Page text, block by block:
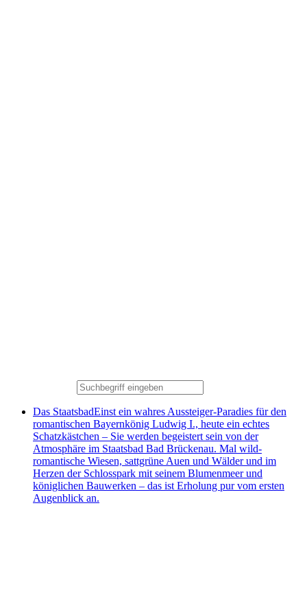
Das StaatsbadEinst ein wahres Aussteiger-Paradies für den
romantischen Bayernkönig Ludwig I., heute ein echtes
Schatzkästchen – Sie werden begeistert sein von der
Atmosphäre im Staatsbad Bad Brückenau. Mal wild-
romantische Wiesen, sattgrüne Auen und Wälder und im
Herzen der Schlosspark mit seinem Blumenmeer und
königlichen Bauwerken – das ist Erholung pur vom ersten
Augenblick an.